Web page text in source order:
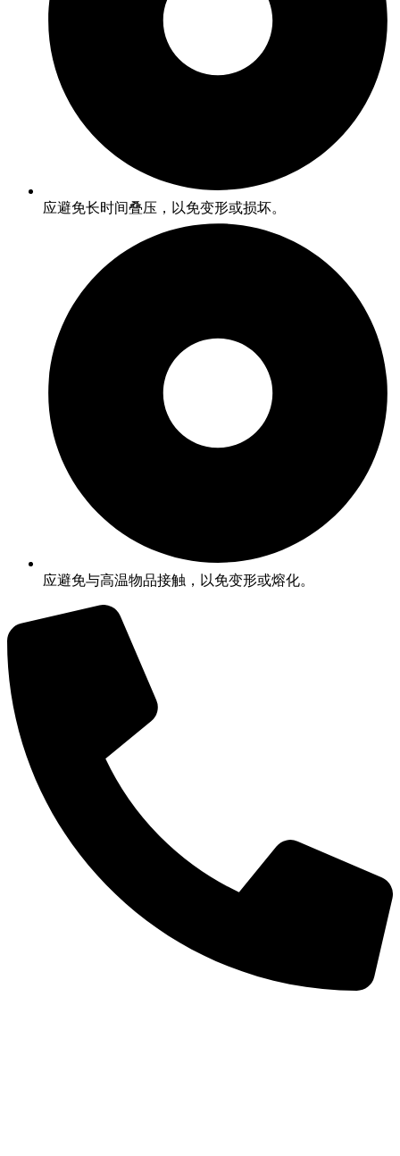
应避免长时间叠压，以免变形或损坏。
应避免与高温物品接触，以免变形或熔化。